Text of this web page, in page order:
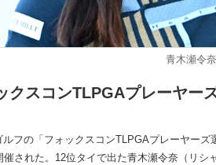
青木瀬令
クスコンTLPGAプレーヤー
フの「フォックスコンTLPGAプレーヤーズ
催された。12位タイで出た青木瀬令奈（リ